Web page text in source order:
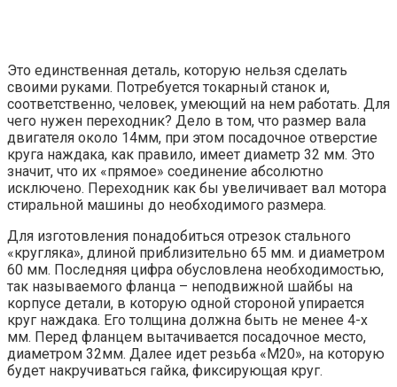
Это единственная деталь, которую нельзя сделать
своими руками. Потребуется токарный станок и,
соответственно, человек, умеющий на нем работать. Для
чего нужен переходник? Дело в том, что размер вала
двигателя около 14мм, при этом посадочное отверстие
круга наждака, как правило, имеет диаметр 32 мм. Это
значит, что их «прямое» соединение абсолютно
исключено. Переходник как бы увеличивает вал мотора
стиральной машины до необходимого размера.
Для изготовления понадобиться отрезок стального
«кругляка», длиной приблизительно 65 мм. и диаметром
60 мм. Последняя цифра обусловлена необходимостью,
так называемого фланца – неподвижной шайбы на
корпусе детали, в которую одной стороной упирается
круг наждака. Его толщина должна быть не менее 4-х
мм. Перед фланцем вытачивается посадочное место,
диаметром 32мм. Далее идет резьба «М20», на которую
будет накручиваться гайка, фиксирующая круг.